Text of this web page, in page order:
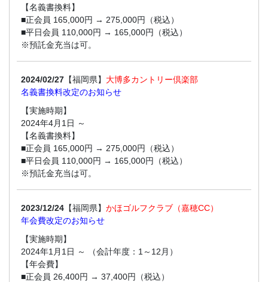
【名義書換料】
■正会員 165,000円 → 275,000円（税込）
■平日会員 110,000円 → 165,000円（税込）
※預託金充当は可。
2024/02/27【福岡県】 大博多カントリー倶楽部
名義書換料改定のお知らせ
【実施時期】
2024年4月1日 ～
【名義書換料】
■正会員 165,000円 → 275,000円（税込）
■平日会員 110,000円 → 165,000円（税込）
※預託金充当は可。
2023/12/24【福岡県】 かほゴルフクラブ（嘉穂CC）
年会費改定のお知らせ
【実施時期】
2024年1月1日 ～ （会計年度：1～12月）
【年会費】
■正会員 26,400円 → 37,400円（税込）